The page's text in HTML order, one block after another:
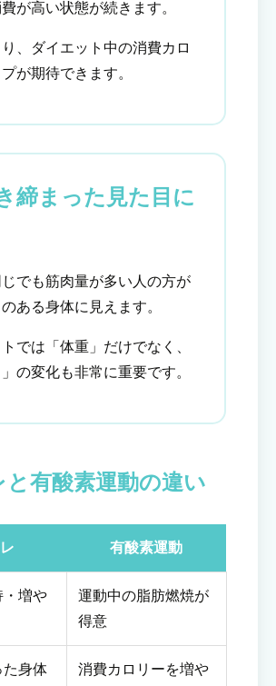
が高い状態が続きます。
、ダイエット中の消費カロ
が期待できます。
締まった見た目に
でも筋肉量が多い人の方が
ある身体に見えます。
では「体重」だけでなく、
」の変化も非常に重要です。
と有酸素運動の違い
有酸素運動
・増や
運動中の脂肪燃焼が
得意
た身体
消費カロリーを増や